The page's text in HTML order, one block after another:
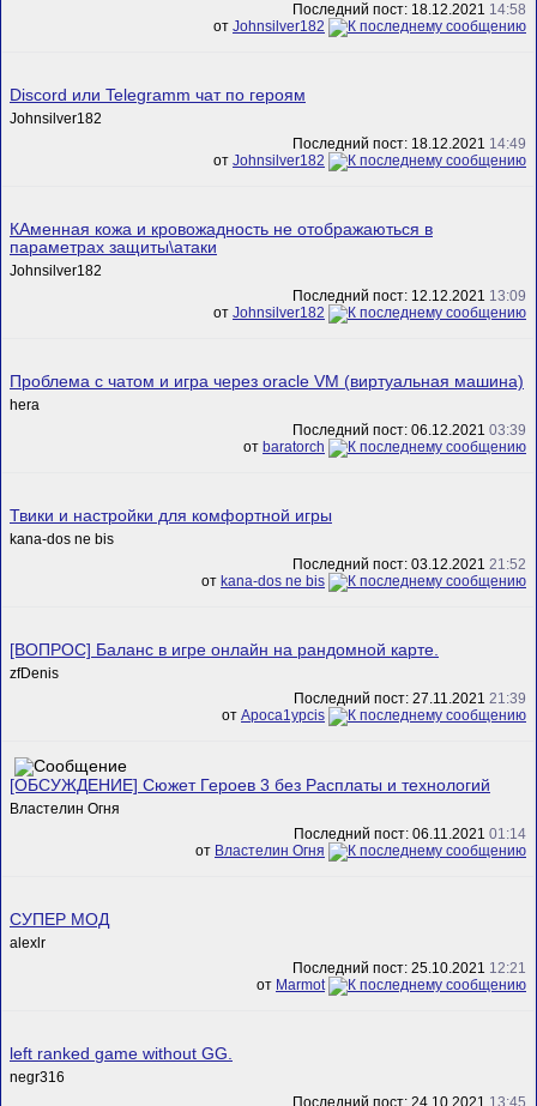
Последний пост: 18.12.2021 14:58
от Johnsilver182
Discord или Telegramm чат по героям
Johnsilver182
Последний пост: 18.12.2021 14:49
от Johnsilver182
КАменная кожа и кровожадность не отображаються в
параметрах защиты\атаки
Johnsilver182
Последний пост: 12.12.2021 13:09
от Johnsilver182
Проблема с чатом и игра через oracle VM (виртуальная машина)
hera
Последний пост: 06.12.2021 03:39
от baratorch
Твики и настройки для комфортной игры
kana-dos ne bis
Последний пост: 03.12.2021 21:52
от kana-dos ne bis
[ВОПРОС] Баланс в игре онлайн на рандомной карте.
zfDenis
Последний пост: 27.11.2021 21:39
от Apoca1ypcis
[ОБСУЖДЕНИЕ] Сюжет Героев 3 без Расплаты и технологий
Властелин Огня
Последний пост: 06.11.2021 01:14
от Властелин Огня
СУПЕР МОД
alexlr
Последний пост: 25.10.2021 12:21
от Marmot
left ranked game without GG.
negr316